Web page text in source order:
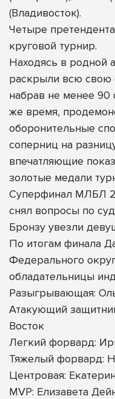
(Владивосток).
Четыре
круговой турнир.
Находясь в родной
раскрыли всю свою
набрав не менее 90
же время,
оборонительные
соперниц на
впечатляющие
золотые медали
Суперфинал МЛБЛ
снял вопросы по
Бронзу увезли
По итогам финала
Федерального
обладательницы
Разыгрывающая:
Атакующий
Восток
Легкий форвард:
Тяжелый форвард:
Центровая:
MVP: Елизавета